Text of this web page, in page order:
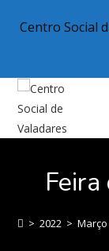
Centro Social
> 2022 > Março